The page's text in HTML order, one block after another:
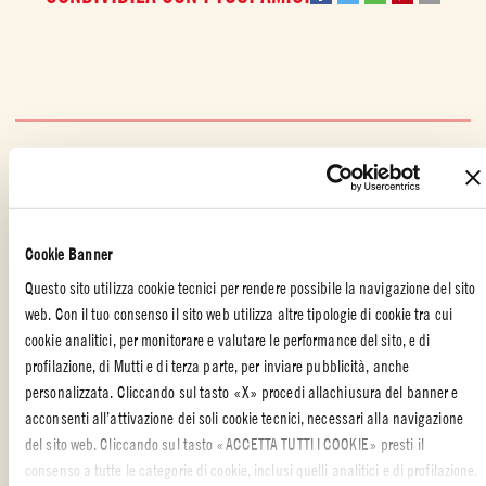
Cookie Banner
Questo sito utilizza cookie tecnici per rendere possibile la navigazione del sito
web. Con il tuo consenso il sito web utilizza altre tipologie di cookie tra cui
cookie analitici, per monitorare e valutare le performance del sito, e di
profilazione, di Mutti e di terza parte, per inviare pubblicità, anche
personalizzata. Cliccando sul tasto «X» procedi allachiusura del banner e
acconsenti all’attivazione dei soli cookie tecnici, necessari alla navigazione
del sito web. Cliccando sul tasto «ACCETTA TUTTI I COOKIE» presti il
consenso a tutte le categorie di cookie, inclusi quelli analitici e di profilazione.
ALTRE RICETTE REALIZZATE CON